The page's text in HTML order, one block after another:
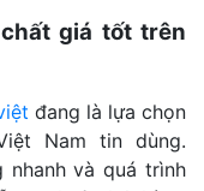
giá tốt trên
đang là lựa chọn
Nam tin dùng.
nhanh và quá trình